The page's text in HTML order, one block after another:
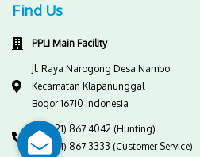
Find Us
PPLI Main Facility
Jl. Raya Narogong Desa Nambo
Kecamatan Klapanunggal
Bogor 16710 Indonesia
(+62-21) 867 4042 (Hunting)
(+62-21) 867 3333 (Customer Service)